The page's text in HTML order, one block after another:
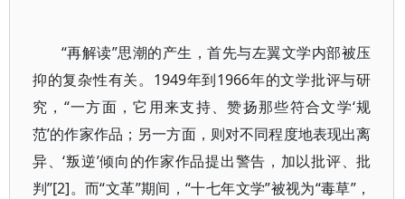
“再解读”思潮的产生，首先与左翼文学内部被压
抑的复杂性有关。1949年到1966年的文学批评与研
究，“一方面，它用来支持、赞扬那些符合文学‘规
范’的作家作品；另一方面，则对不同程度地表现出离
异、‘叛逆’倾向的作家作品提出警告，加以批评、批
判”[2]。而“文革”期间，“十七年文学”被视为“毒草”，